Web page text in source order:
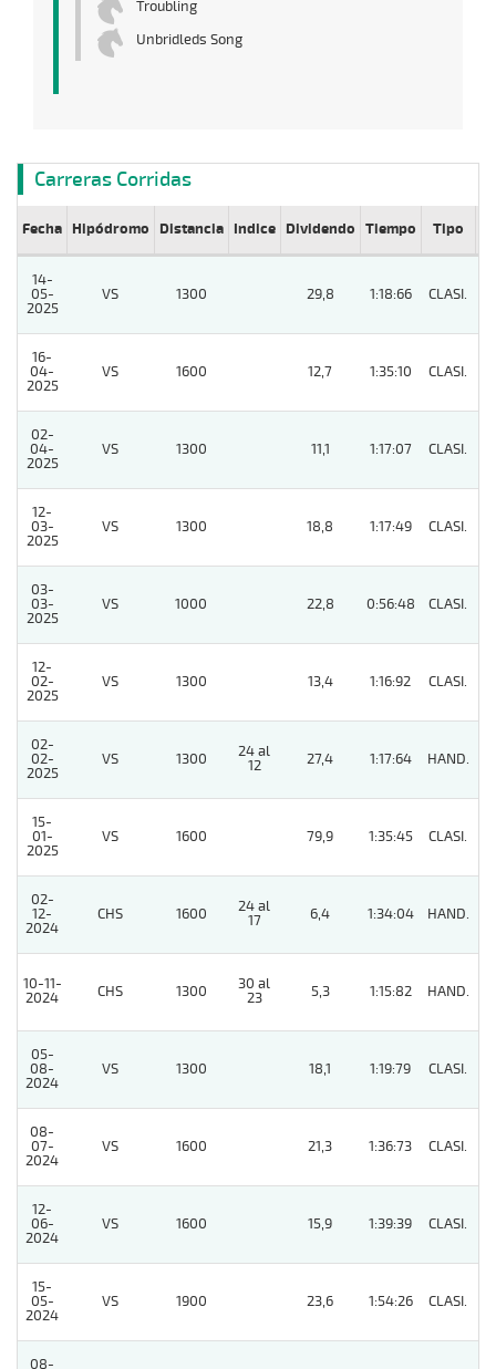
Troubling
Unbridleds Song
Carreras Corridas
Fecha Hipódromo Distancia Indice Dividendo Tiempo Tipo
14-
05-
2025
VS 1300 29,8 1:18:66 CLASI.
16-
04-
2025
VS 1600 12,7 1:35:10 CLASI.
02-
04-
2025
VS 1300 11,1 1:17:07 CLASI.
12-
03-
2025
VS 1300 18,8 1:17:49 CLASI.
03-
03-
2025
VS 1000 22,8 0:56:48 CLASI.
12-
02-
2025
VS 1300 13,4 1:16:92 CLASI.
02-
02-
2025
VS 1300
24 al
12
27,4 1:17:64 HAND.
15-
01-
2025
VS 1600 79,9 1:35:45 CLASI.
02-
12-
2024
CHS 1600
24 al
17
6,4 1:34:04 HAND.
10-11-
2024
CHS 1300
30 al
23
5,3 1:15:82 HAND.
05-
08-
2024
VS 1300 18,1 1:19:79 CLASI.
08-
07-
2024
VS 1600 21,3 1:36:73 CLASI.
12-
06-
2024
VS 1600 15,9 1:39:39 CLASI.
15-
05-
2024
VS 1900 23,6 1:54:26 CLASI.
08-